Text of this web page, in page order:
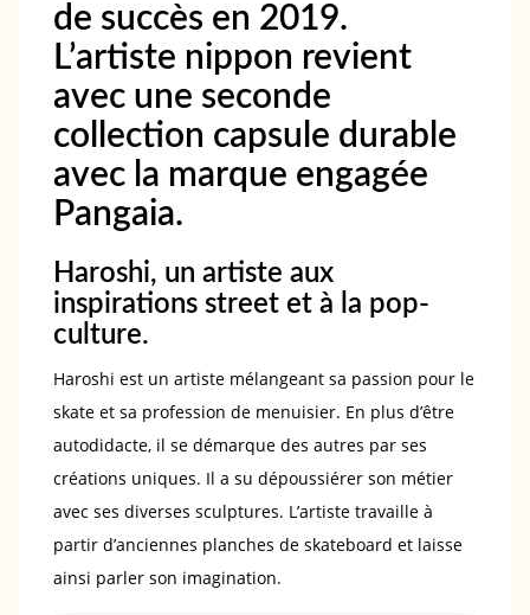
de succès en 2019.
L’artiste nippon revient
avec une seconde
collection capsule durable
avec la marque engagée
Pangaia.
Haroshi, un artiste aux
inspirations street et à la pop-
culture.
Haroshi est un artiste mélangeant sa passion pour le
skate et sa profession de menuisier. En plus d’être
autodidacte, il se démarque des autres par ses
créations uniques. Il a su dépoussiérer son métier
avec ses diverses sculptures. L’artiste travaille à
partir d’anciennes planches de skateboard et laisse
ainsi parler son imagination.